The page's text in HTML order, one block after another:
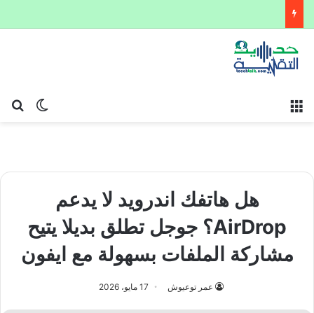
الوضع
هل هاتفك اندرويد لا يدعم
AirDrop؟ جوجل تطلق بديلا يتيح
مشاركة الملفات بسهولة مع ايفون
عمر توعيوش 17 مايو، 2026